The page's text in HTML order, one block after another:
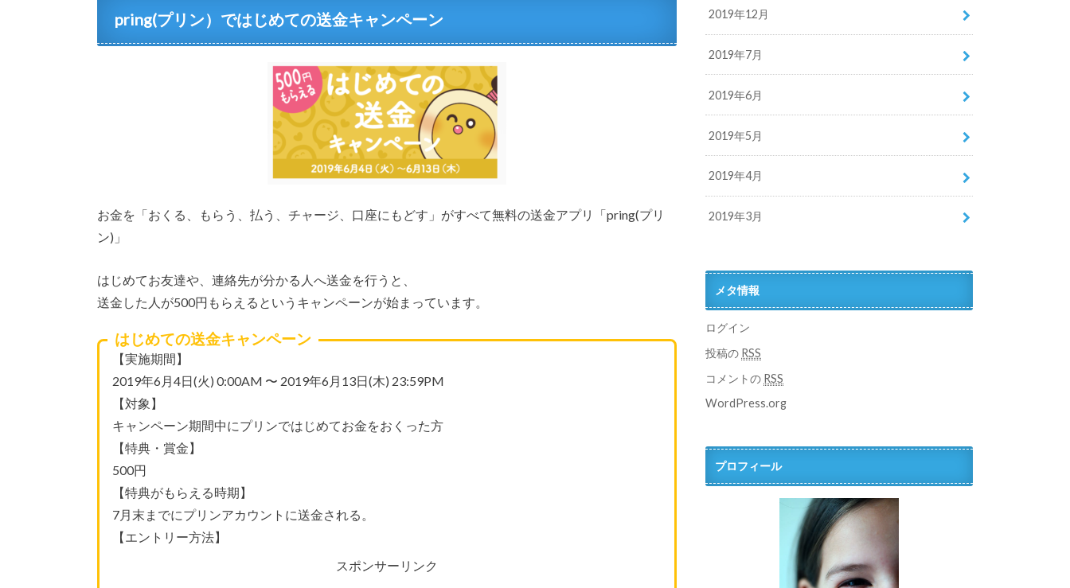
pring(プリン）ではじめての送金キャンペーン
お金を「おくる、もらう、払う、チャージ、口座にもどす」がすべて無料の送金アプリ「pring(プリ
ン)」
はじめてお友達や、連絡先が分かる人へ送金を行うと、
送金した人が500円もらえるというキャンペーンが始まっています。
はじめての送金キャンペーン
【実施期間】
2019年6月4日(火) 0:00AM 〜 2019年6月13日(木) 23:59PM
【対象】
キャンペーン期間中にプリンではじめてお金をおくった方
【特典・賞金】
500円
【特典がもらえる時期】
7月末までにプリンアカウントに送金される。
【エントリー方法】
スポンサーリンク
2019年12月
2019年7月
2019年6月
2019年5月
2019年4月
2019年3月
メタ情報
ログイン
投稿の RSS
コメントの RSS
WordPress.org
プロフィール